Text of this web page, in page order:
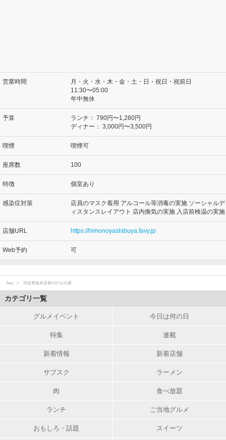
営業時間
月・火・水・木・金・土・日・祝日・祝前日
11:30〜05:00
年中無休
予算 ランチ： 790円〜1,280円
ディナー： 3,000円〜3,500円
喫煙 喫煙可
座席数 100
特徴 個室あり
感染症対策
店員のマスク着用 アルコール等消毒の実施 ソーシャルデ
ィスタンスレイアウト 店内換気の実施 入店前検温の実施
店舗URL https://himonoyashibuya.favy.jp
Web予約 可
favy 渋谷東急本店前のひもの屋
カテゴリ一覧
グルメイベント 今日は何の日
特集 連載
新着情報 新着店舗
サブスク ラーメン
肉 食べ放題
ランチ ご当地グルメ
おもしろ・話題 スイーツ